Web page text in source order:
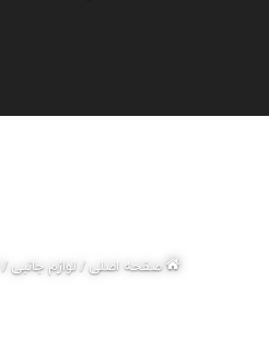
صفحه اصلی/لوازم جانبی/